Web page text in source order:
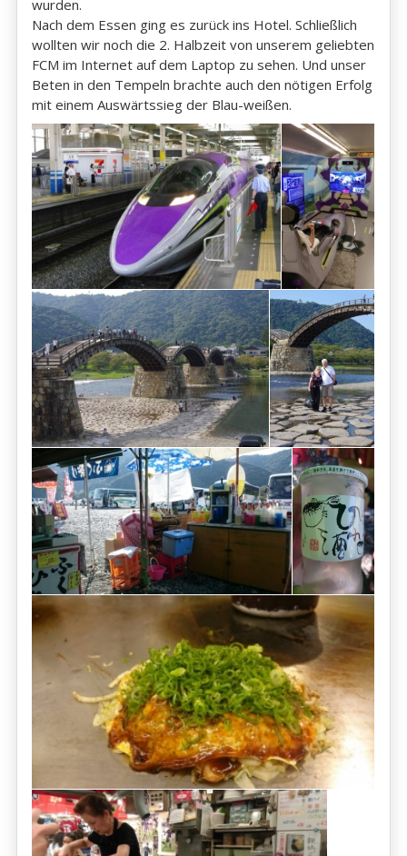
wurden.
Nach dem Essen ging es zurück ins Hotel. Schließlich
wollten wir noch die 2. Halbzeit von unserem geliebten
FCM im Internet auf dem Laptop zu sehen. Und unser
Beten in den Tempeln brachte auch den nötigen Erfolg
mit einem Auswärtssieg der Blau-weißen.